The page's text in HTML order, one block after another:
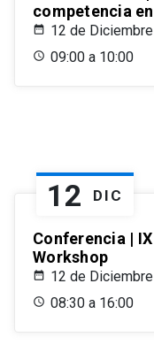
competencia
12 de
09:00 a 10:00
12 DIC
Conferencia |
Workshop
12 de
08:30 a 16:00